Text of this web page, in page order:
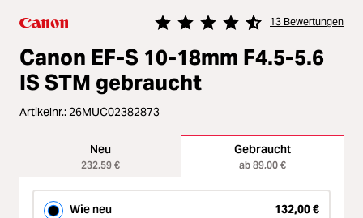
Loading... Zubehör
Loading... Licht & Studio
Loading... Bildbearbeitung
Loading... Ferngläser
Durchschnittliche Bewertung von
13 Bewertungen
Canon EF-S 10-18mm F4.5-5.6
IS STM gebraucht
Artikelnr.:26MUC02382873
Neu
232,59 €
Gebraucht
ab 89,00 €
Wie neu
132,00 €